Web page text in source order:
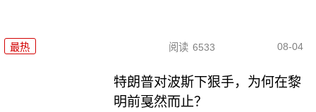
最热 阅读 6533 08-04
特朗普对波斯下狠手，为何在黎
明前戛然而止？